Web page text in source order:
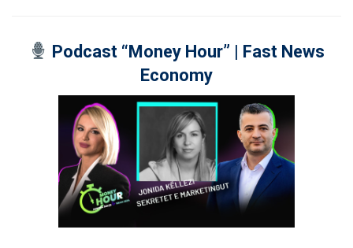
Podcast “Money Hour” | Fast News
Economy